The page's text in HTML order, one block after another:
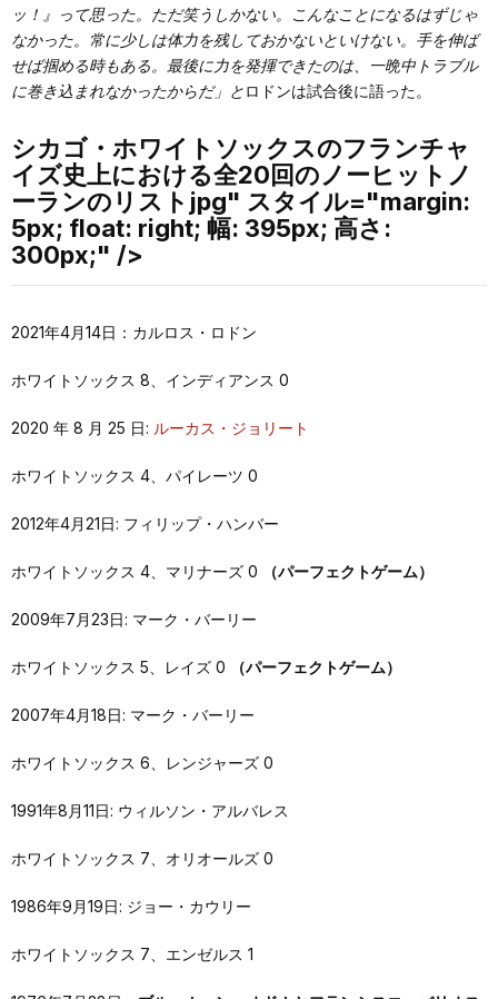
ッ！』って思った。ただ笑うしかない。こんなことになるはずじゃ
なかった。常に少しは体力を残しておかないといけない。手を伸ば
せば掴める時もある。最後に力を発揮できたのは、一晩中トラブル
に巻き込まれなかったからだ」とロドンは試合後に語った。
シカゴ・ホワイトソックスのフランチャ
イズ史上における全20回のノーヒットノ
ーランのリストjpg" スタイル="margin:
5px; float: right; 幅: 395px; 高さ:
300px;" />
2021年4月14日：カルロス・ロドン
ホワイトソックス 8、インディアンス 0
2020 年 8 月 25 日: ルーカス・ジョリート
ホワイトソックス 4、パイレーツ 0
2012年4月21日: フィリップ・ハンバー
ホワイトソックス 4、マリナーズ 0 （パーフェクトゲーム）
2009年7月23日: マーク・バーリー
ホワイトソックス 5、レイズ 0 （パーフェクトゲーム）
2007年4月18日: マーク・バーリー
ホワイトソックス 6、レンジャーズ 0
1991年8月11日: ウィルソン・アルバレス
ホワイトソックス 7、オリオールズ 0
1986年9月19日: ジョー・カウリー
ホワイトソックス 7、エンゼルス 1